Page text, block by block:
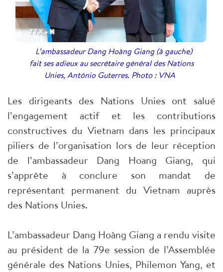
L’ambassadeur Dang Hoàng Giang (à gauche)
fait ses adieux au secrétaire général des Nations
Unies, António Guterres. Photo : VNA
Les dirigeants des Nations Unies ont salué
l’engagement actif et les contributions
constructives du Vietnam dans les principaux
piliers de l’organisation lors de leur réception
de l’ambassadeur Dang Hoang Giang, qui
s’apprête à conclure son mandat de
représentant permanent du Vietnam auprès
des Nations Unies.
L’ambassadeur Dang Hoàng Giang a rendu visite
au président de la 79e session de l’Assemblée
générale des Nations Unies, Philemon Yang, et